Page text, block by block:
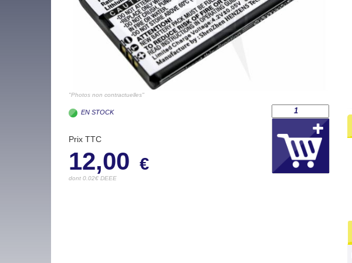
"Photos non contractuelles"
EN STOCK
Prix TTC
12,00 €
dont 0.02€ DEEE